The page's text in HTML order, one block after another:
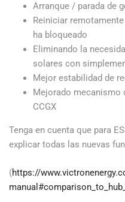
Arranque / parada de
Reiniciar
ha bloqueado
Eliminando la
solares con
Mejor estabilidad de
Mejorado mecanismo
CCGX
Tenga en cuenta que para
explicar todas las nuevas
(https://